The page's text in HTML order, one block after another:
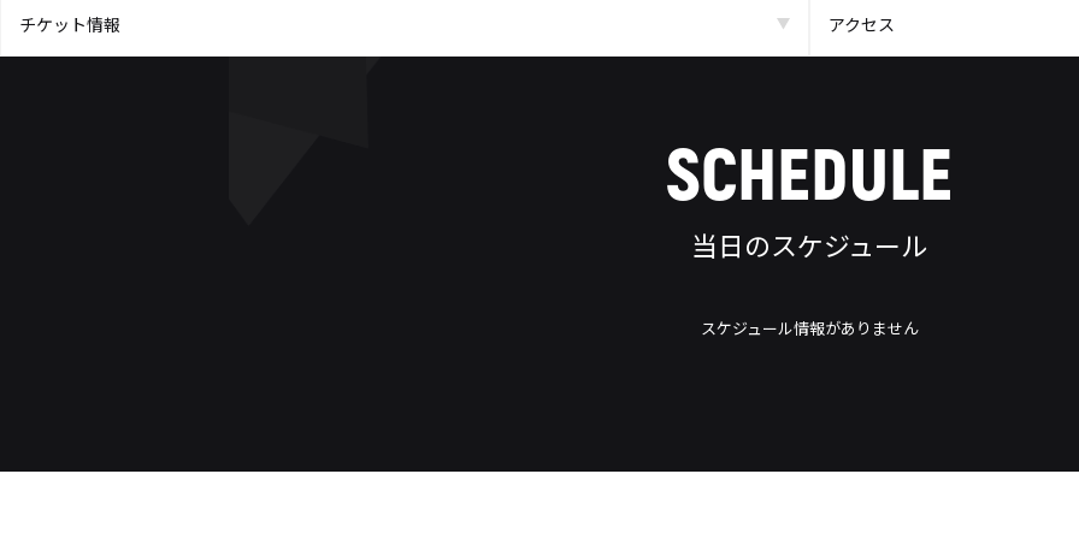
チケット情報 アクセス
SCHEDULE
当日のスケジュール
スケジュール情報がありません